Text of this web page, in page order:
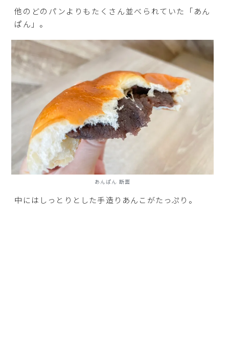
他のどのパンよりもたくさん並べられていた「あん
ぱん」。
あんぱん 断面
中にはしっとりとした手造りあんこがたっぷり。